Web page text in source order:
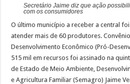
Secretário Jaime diz que ação
com os consumidores
O último município a receber a central
atender mais de 60 produtores.
Desenvolvimento Econômico (Pró-
515 mil em recursos foi assinado na
de Estado de Meio Ambiente,
e Agricultura Familiar (Semagro) Jaime